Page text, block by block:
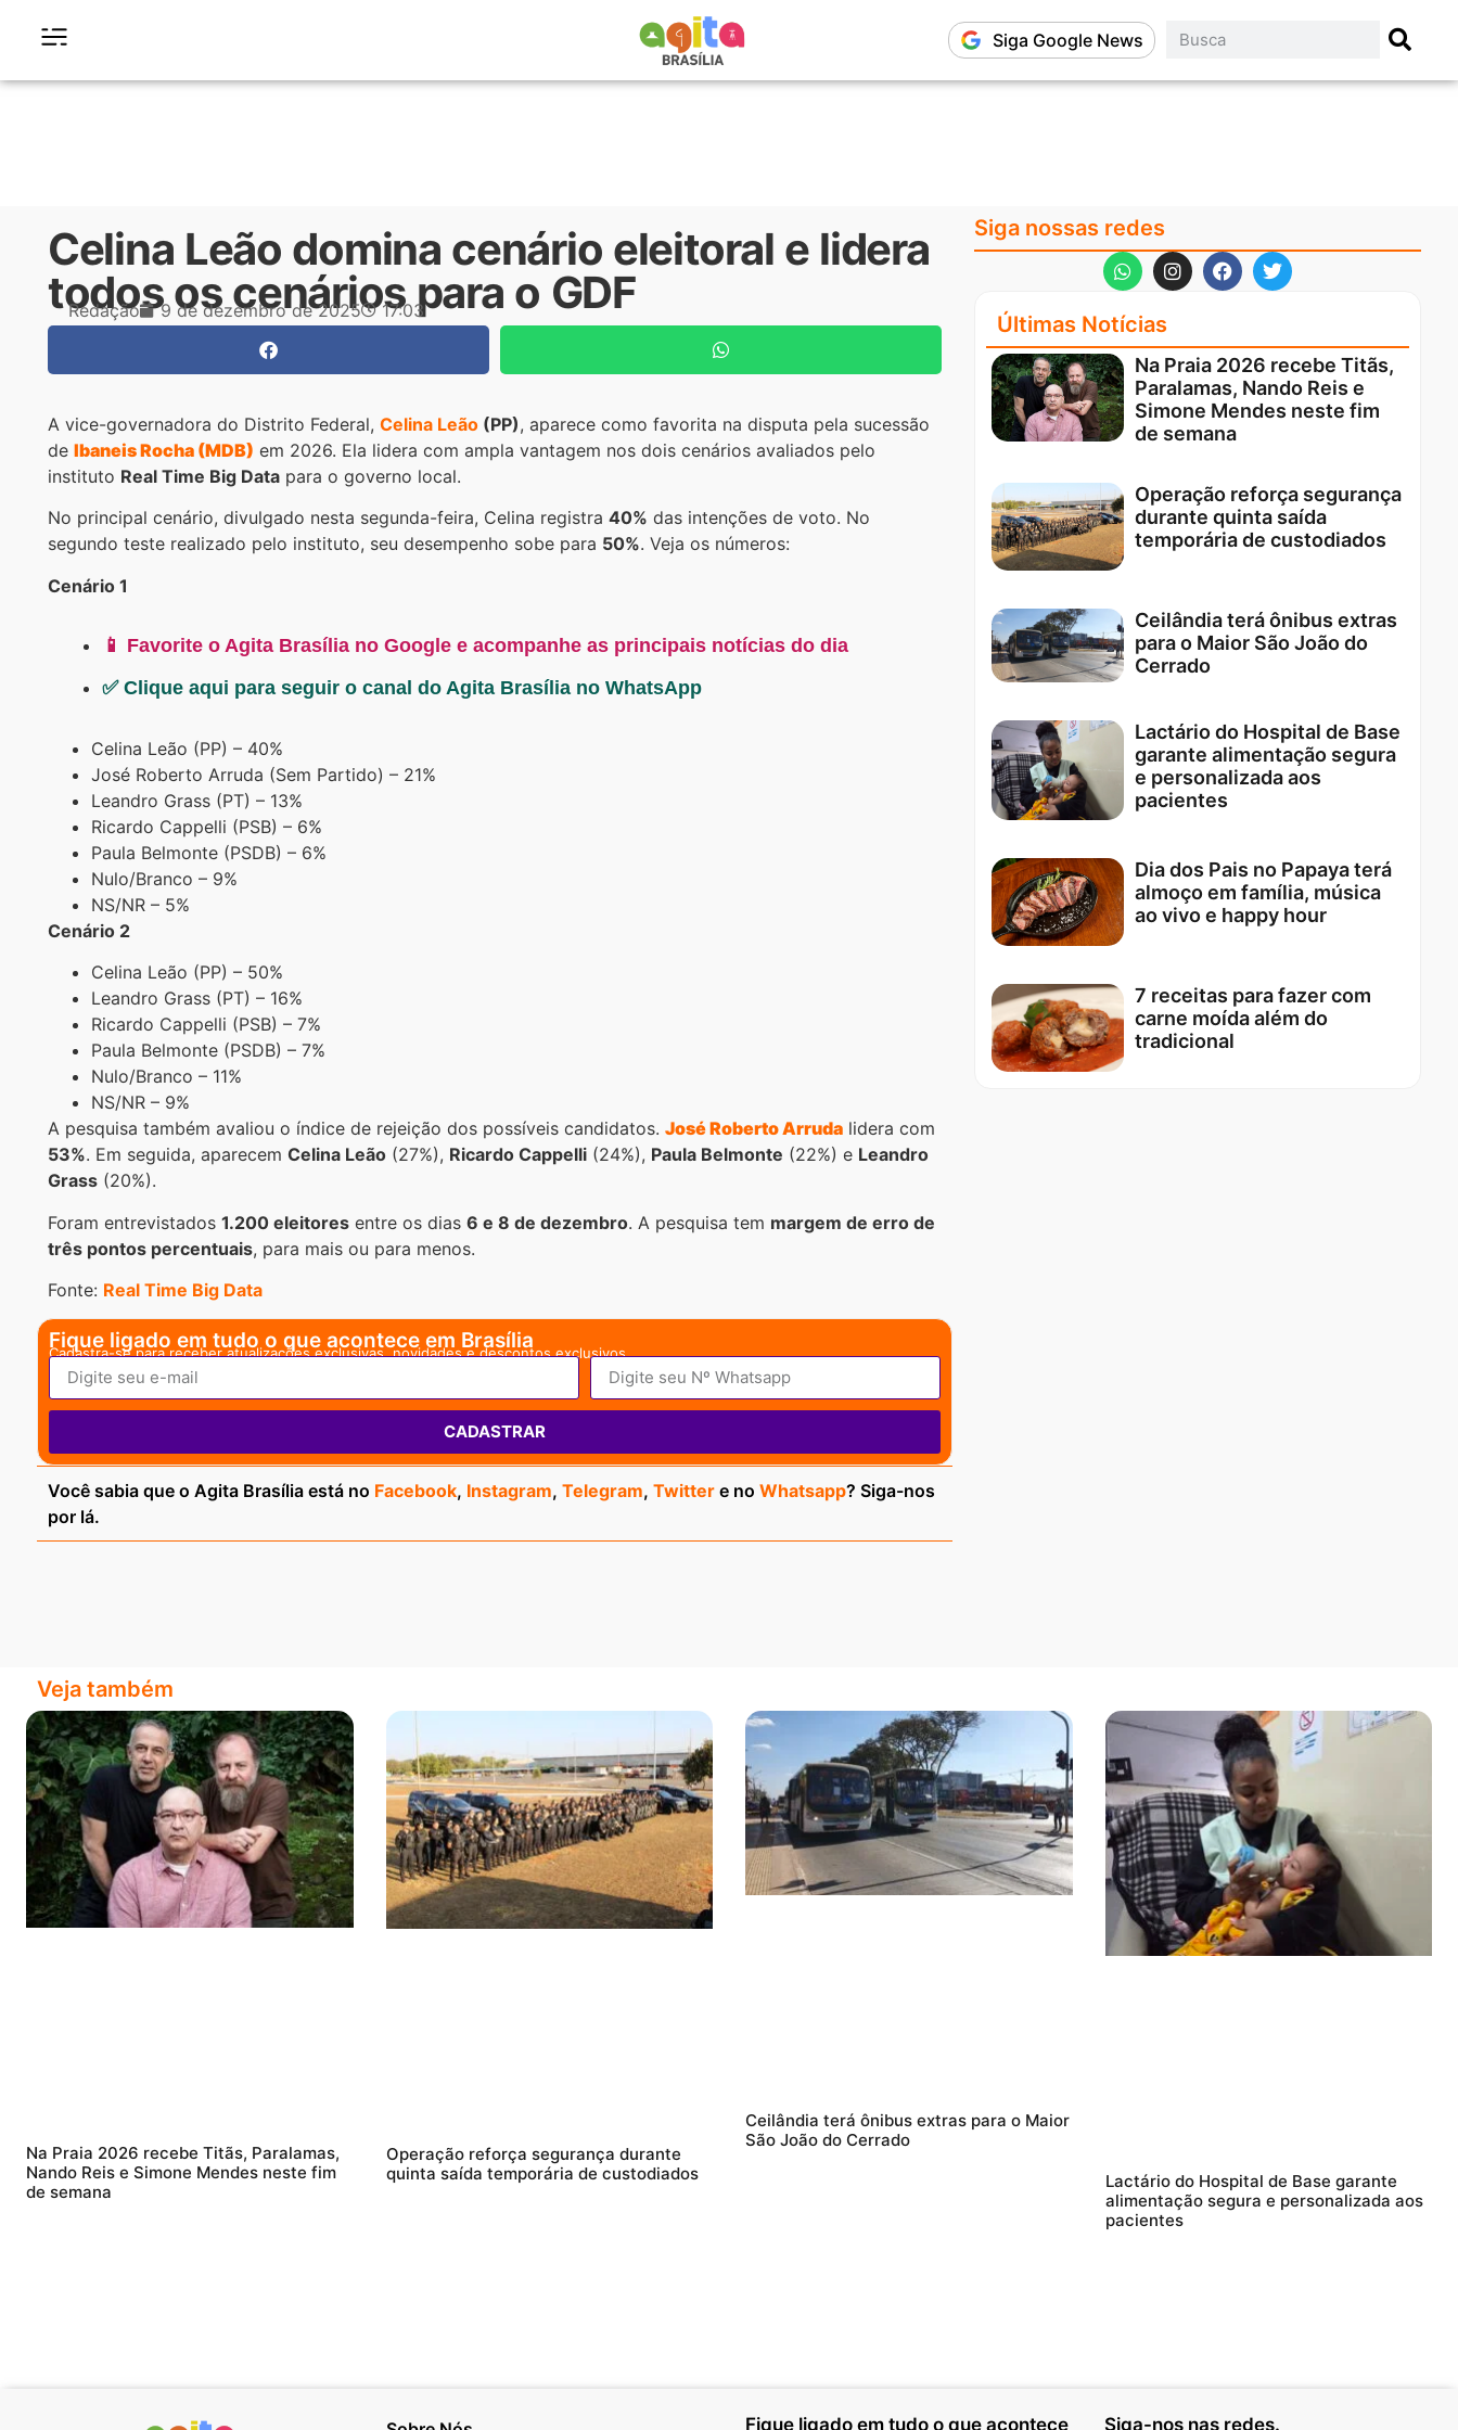
Siga Google News
Celina Leão domina cenário eleitoral e lidera
todos os cenários para o GDF
Redação 9 de dezembro de 2025 17:03
A vice-governadora do Distrito Federal, Celina Leão (PP), aparece como favorita na disputa pela sucessão
de Ibaneis Rocha (MDB) em 2026. Ela lidera com ampla vantagem nos dois cenários avaliados pelo
instituto Real Time Big Data para o governo local.
No principal cenário, divulgado nesta segunda-feira, Celina registra 40% das intenções de voto. No
segundo teste realizado pelo instituto, seu desempenho sobe para 50%. Veja os números:
Cenário 1
📱 Favorite o Agita Brasília no Google e acompanhe as principais notícias do dia
✅ Clique aqui para seguir o canal do Agita Brasília no WhatsApp
Celina Leão (PP) – 40%
José Roberto Arruda (Sem Partido) – 21%
Leandro Grass (PT) – 13%
Ricardo Cappelli (PSB) – 6%
Paula Belmonte (PSDB) – 6%
Nulo/Branco – 9%
NS/NR – 5%
Cenário 2
Celina Leão (PP) – 50%
Leandro Grass (PT) – 16%
Ricardo Cappelli (PSB) – 7%
Paula Belmonte (PSDB) – 7%
Nulo/Branco – 11%
NS/NR – 9%
A pesquisa também avaliou o índice de rejeição dos possíveis candidatos. José Roberto Arruda lidera com
53%. Em seguida, aparecem Celina Leão (27%), Ricardo Cappelli (24%), Paula Belmonte (22%) e Leandro
Grass (20%).
Foram entrevistados 1.200 eleitores entre os dias 6 e 8 de dezembro. A pesquisa tem margem de erro de
três pontos percentuais, para mais ou para menos.
Fonte: Real Time Big Data
Fique ligado em tudo o que acontece em Brasília
Cadastra-se para receber atualizações exclusivas, novidades e descontos exclusivos.
CADASTRAR
Você sabia que o Agita Brasília está no Facebook, Instagram, Telegram, Twitter e no Whatsapp? Siga-nos
por lá.
Siga nossas redes
Últimas Notícias
Na Praia 2026 recebe Titãs,
Paralamas, Nando Reis e
Simone Mendes neste fim
de semana
Operação reforça segurança
durante quinta saída
temporária de custodiados
Ceilândia terá ônibus extras
para o Maior São João do
Cerrado
Lactário do Hospital de Base
garante alimentação segura
e personalizada aos
pacientes
Dia dos Pais no Papaya terá
almoço em família, música
ao vivo e happy hour
7 receitas para fazer com
carne moída além do
tradicional
Veja também
Na Praia 2026 recebe Titãs, Paralamas,
Nando Reis e Simone Mendes neste fim
de semana
Operação reforça segurança durante
quinta saída temporária de custodiados
Ceilândia terá ônibus extras para o Maior
São João do Cerrado
Lactário do Hospital de Base garante
alimentação segura e personalizada aos
pacientes
Fique ligado em tudo o que acontece Siga-nos nas redes.